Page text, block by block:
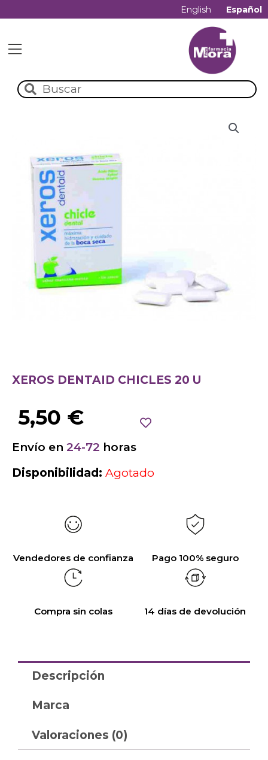
English Español
XEROS DENTAID CHICLES 20 U
5,50 €
Envío en 24-72 horas
Disponibilidad: Agotado
Vendedores de confianza Pago 100% seguro
Compra sin colas 14 días de devolución
Descripción
Marca
Valoraciones (0)